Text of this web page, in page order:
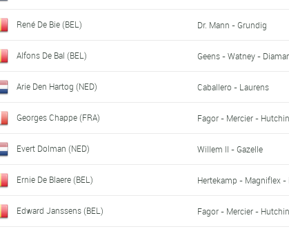
René De Bie (BEL) Dr. Mann - Grundig
Alfons De Bal (BEL) Geens - Watney -
Arie Den Hartog (NED) Caballero - Laurens
Georges Chappe (FRA) Fagor - Mercier -
Evert Dolman (NED) Willem II - Gazelle
Ernie De Blaere (BEL) Hertekamp - Magniflex -
Edward Janssens (BEL) Fagor - Mercier -